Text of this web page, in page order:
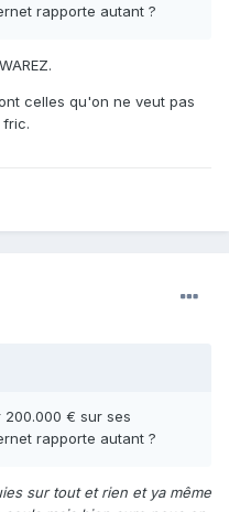
rapporte autant ?
celles qu'on ne veut pas
fric.
€ sur ses
rapporte autant ?
sur tout et rien et ya même